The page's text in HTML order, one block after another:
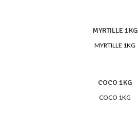
MYRTILLE 1KG
MYRTILLE 1KG
COCO 1KG
COCO 1KG